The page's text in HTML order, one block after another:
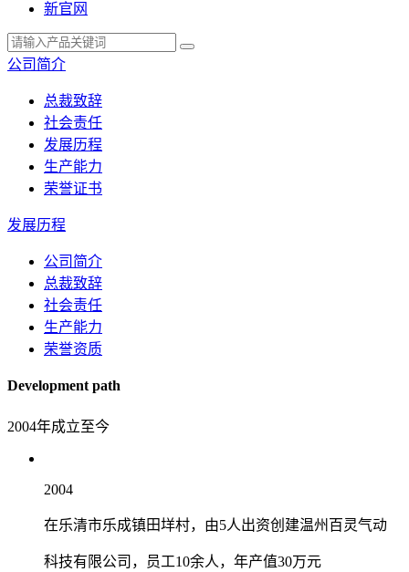
新官网
公司简介
总裁致辞
社会责任
发展历程
生产能力
荣誉证书
发展历程
公司简介
总裁致辞
社会责任
生产能力
荣誉资质
Development path
2004年成立至今
2004
在乐清市乐成镇田垟村，由5人出资创建温州百灵气动
科技有限公司，员工10余人，年产值30万元